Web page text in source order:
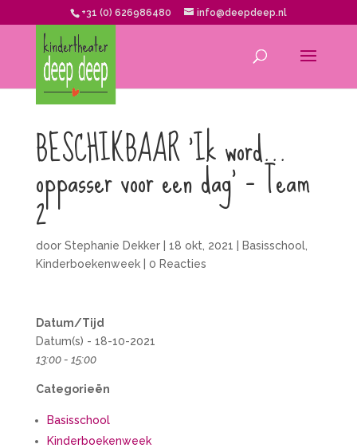
+31 (0) 626986480 info@deepdeep.nl
BESCHIKBAAR ‘Ik word…
oppasser voor een dag’ – Team
2
door Stephanie Dekker| 18 okt, 2021 Basisschool,
Kinderboekenweek| 0 Reacties
Datum/Tijd
Datum(s) - 18-10-2021
13:00 - 15:00
Categorieën
Basisschool
Kinderboekenweek